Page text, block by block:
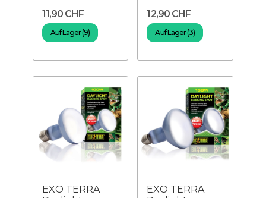
11,90 CHF
Auf Lager (9)
12,90 CHF
Auf Lager (3)
EXO TERRA
EXO TERRA